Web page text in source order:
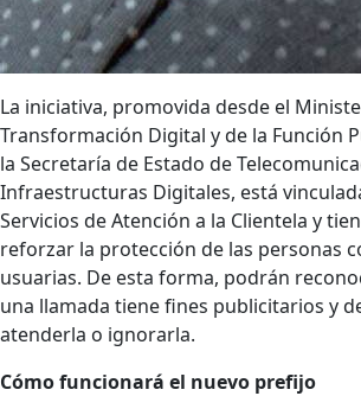
La iniciativa, promovida desde el
Transformación Digital y de la Función
la Secretaría de Estado de
Infraestructuras Digitales, está
Servicios de Atención a la Clientela y
reforzar la protección de las personas
usuarias. De esta forma, podrán
una llamada tiene fines publicitarios y
atenderla o ignorarla.
Cómo funcionará el nuevo prefijo